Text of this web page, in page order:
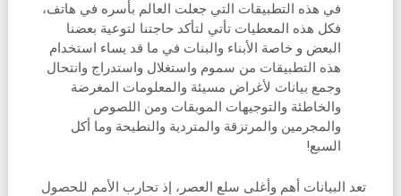
في هذه التطبيقات التي جعلت العالم بأسره في هاتف،
فكل هذه المعطيات تأتي لتأكد حاجتنا لتوعية بعضنا
البعض و خاصة الأبناء والبنات في ما قد يساء استخدام
هذه التطبيقات من سموم واستغلال واستدراج وانتحال
وجمع بيانات لأغراض مسيئة والمعلومات المغرضة
والخاطئة والتوجيهات الموبقات ومن اللصوص
والمجرمين والمرتزقة والمتردية والنطيحة وما أكل
السبع!
تعد البيانات أهم وأغلى سلع العصر، إذ تحارب الأمم للحصول